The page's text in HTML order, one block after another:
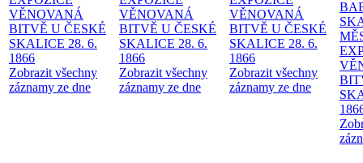
VĚNOVANÁ
BITVĚ U ČESKÉ
SKALICE 28. 6.
1866
Zobrazit všechny
záznamy ze dne
VĚNOVANÁ
BITVĚ U ČESKÉ
SKALICE 28. 6.
1866
Zobrazit všechny
záznamy ze dne
VĚNOVANÁ
BITVĚ U ČESKÉ
SKALICE 28. 6.
1866
Zobrazit všechny
záznamy ze dne